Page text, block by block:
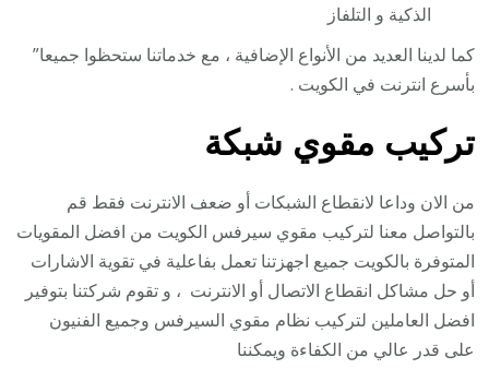
الذكية و التلفاز
كما لدينا العديد من الأنواع الإضافية ، مع خدماتنا ستحظوا جميعا”
بأسرع انترنت في الكويت .
تركيب مقوي شبكة
من الان وداعا لانقطاع الشبكات أو ضعف الانترنت فقط قم
بالتواصل معنا لتركيب مقوي سيرفس الكويت من افضل المقويات
المتوفرة بالكويت جميع اجهزتنا تعمل بفاعلية في تقوية الاشارات
أو حل مشاكل انقطاع الاتصال أو الانترنت ، و تقوم شركتنا بتوفير
افضل العاملين لتركيب نظام مقوي السيرفس وجميع الفنيون
على قدر عالي من الكفاءة ويمكننا